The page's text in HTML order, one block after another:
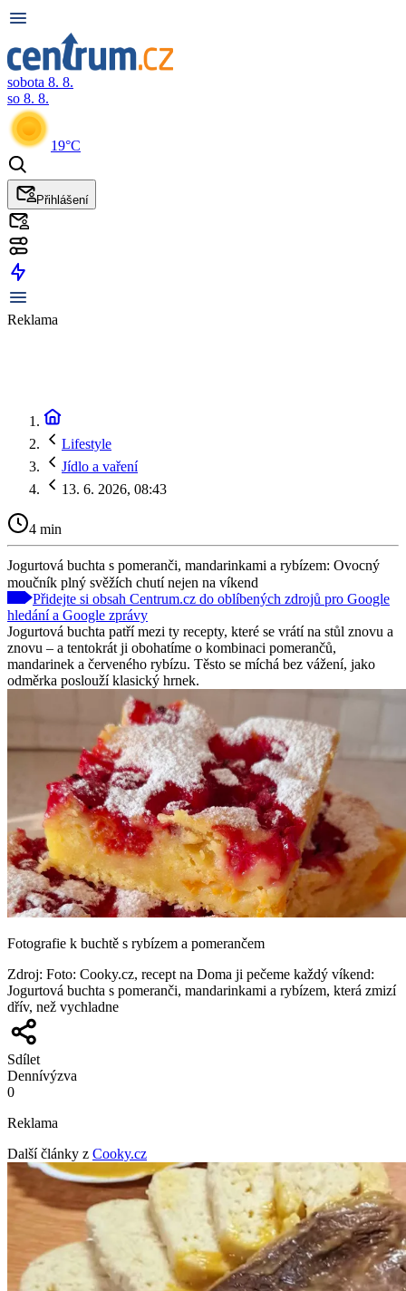
sobota 8. 8.
so 8. 8.
19°C
Přihlášení
Reklama
Lifestyle
Jídlo a vaření
13. 6. 2026, 08:43
4 min
Jogurtová buchta s pomeranči, mandarinkami a rybízem: Ovocný
moučník plný svěžích chutí nejen na víkend
Přidejte si obsah Centrum.cz do oblíbených zdrojů pro Google
hledání a Google zprávy
Jogurtová buchta patří mezi ty recepty, které se vrátí na stůl znovu a
znovu – a tentokrát ji obohatíme o kombinaci pomerančů,
mandarinek a červeného rybízu. Těsto se míchá bez vážení, jako
odměrka poslouží klasický hrnek.
Fotografie k buchtě s rybízem a pomerančem
Zdroj: Foto: Cooky.cz, recept na Doma ji pečeme každý víkend:
Jogurtová buchta s pomeranči, mandarinkami a rybízem, která zmizí
dřív, než vychladne
Sdílet
Dennívýzva
0
Reklama
Další články z Cooky.cz